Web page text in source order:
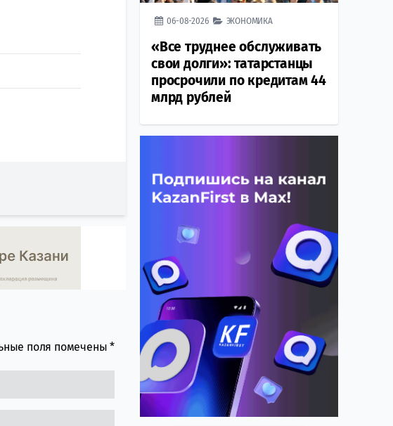
поля помечены*
06-08-2026 ЭКОНОМИКА
«Все труднее обслуживать
свои долги»: татарстанцы
просрочили по кредитам 44
млрд рублей